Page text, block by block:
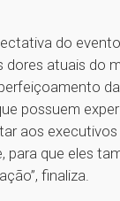
do
dores atuais do
possuem
aos
para que eles
finaliza.